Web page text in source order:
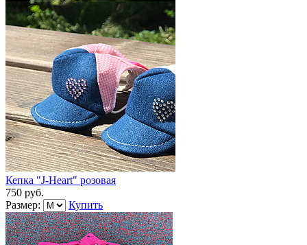
Кепка "J-Heart" розовая
750 руб.
Размер:
Купить